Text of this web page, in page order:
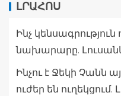
ԼՐԱՀՈՍ
Ինչ
նախարարը.
Ինչու է Ջեկի Չանն
ուժեր են ուղեկցում.